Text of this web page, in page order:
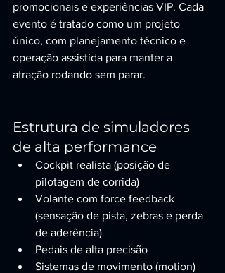
promocionais e experiências VIP. Cada
evento é tratado como um projeto
único, com planejamento técnico e
operação assistida para manter a
atração rodando sem parar.
Estrutura de simuladores
de alta performance
Cockpit realista (posição de
pilotagem de corrida)
Volante com force feedback
(sensação de pista, zebras e perda
de aderência)
Pedais de alta precisão
Sistemas de movimento (motion)